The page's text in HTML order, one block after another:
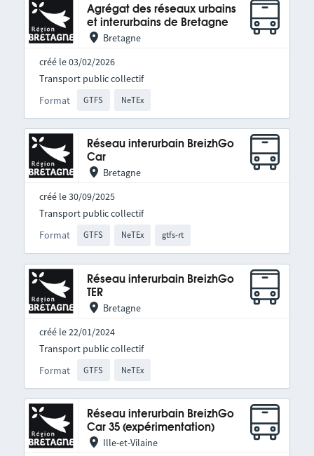
Agrégat des réseaux urbains
et interurbains de Bretagne
Bretagne
créé le 03/02/2026
Format GTFS NeTEx
Transport public collectif
Réseau interurbain BreizhGo
Car
Bretagne
créé le 30/09/2025
Format GTFS NeTEx gtfs-rt
Transport public collectif
Réseau interurbain BreizhGo
TER
Bretagne
créé le 22/01/2024
Format GTFS NeTEx
Transport public collectif
Réseau interurbain BreizhGo
Car 35 (expérimentation)
Ille-et-Vilaine